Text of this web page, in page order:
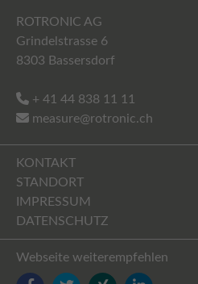
ROTRONIC AG
Grindelstrasse 6
8303 Bassersdorf
+ 41 44 838 11 11
measure@rotronic.ch
KONTAKT
STANDORT
IMPRESSUM
DATENSCHUTZ
Webseite weiterempfehlen